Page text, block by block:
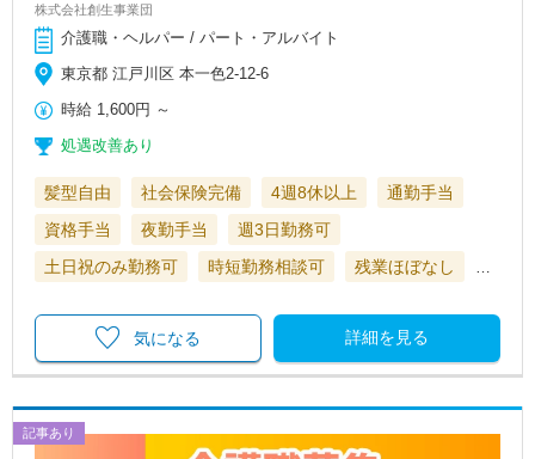
株式会社創生事業団
介護職・ヘルパー / パート・アルバイト
東京都 江戸川区 本一色2-12-6
時給 1,600円 ～
処遇改善あり
髪型自由 社会保険完備 4週8休以上
通勤手当
資格手当
夜勤手当
週3日勤務可
土日祝のみ勤務可
時短勤務相談可 残業ほぼなし …
詳細を見る
気になる
記事あり